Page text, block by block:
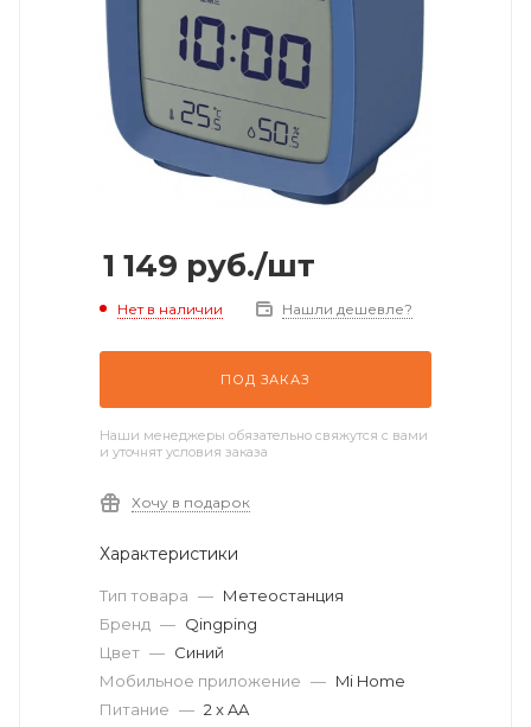
1 149 руб./шт
Нет в наличии Нашли дешевле?
ПОД ЗАКАЗ
Наши менеджеры обязательно свяжутся с вами
и уточнят условия заказа
Хочу в подарок
Характеристики
Тип товара — Метеостанция
Бренд — Qingping
Цвет — Синий
Мобильное приложение — Mi Home
Питание — 2 x AA